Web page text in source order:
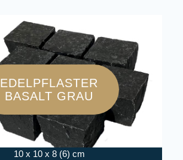
EDELPFLASTER
BASALT GRAU
10 x 10 x 8 (6) cm